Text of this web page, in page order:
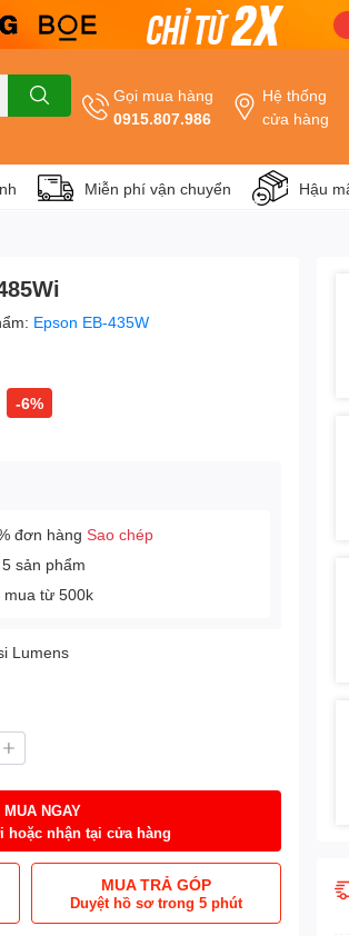
Gọi mua hàng
0915.807.986
Hệ thống
cửa hàng
Miễn phí vận chuyển Hậu
Epson EB-435W
-6%
đơn hàngSao chép
sản phẩm
mua từ 500k
Lumens
MUA NGAY
hoặc nhận tại cửa hàng
MUA TRẢ GÓP
Duyệt hồ sơ trong 5 phút